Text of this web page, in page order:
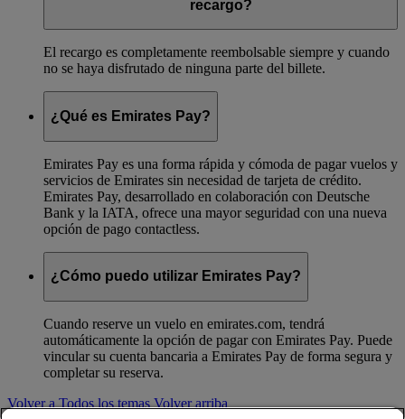
recargo?
El recargo es completamente reembolsable siempre y cuando
no se haya disfrutado de ninguna parte del billete.
¿Qué es Emirates Pay?
Emirates Pay es una forma rápida y cómoda de pagar vuelos y
servicios de Emirates sin necesidad de tarjeta de crédito.
Emirates Pay, desarrollado en colaboración con Deutsche
Bank y la IATA, ofrece una mayor seguridad con una nueva
opción de pago contactless.
¿Cómo puedo utilizar Emirates Pay?
Cuando reserve un vuelo en emirates.com, tendrá
automáticamente la opción de pagar con Emirates Pay. Puede
vincular su cuenta bancaria a Emirates Pay de forma segura y
completar su reserva.
Volver a Todos los temas Volver arriba